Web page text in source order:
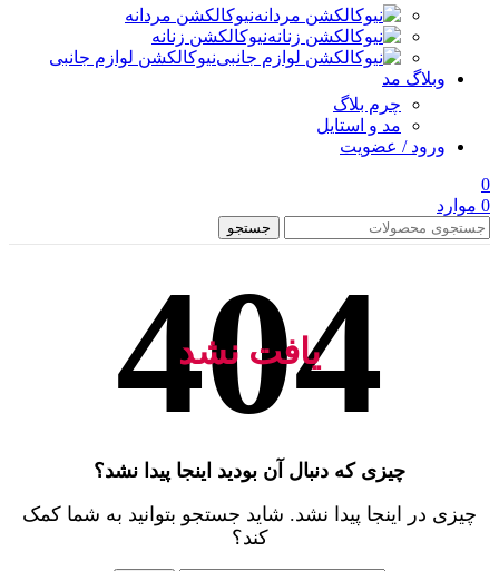
نیوکالکشن مردانه
نیوکالکشن زنانه
نیوکالکشن لوازم جانبی
وبلاگ مد
چرم بلاگ
مد و استایل
ورود / عضویت
0
0 موارد
جستجو
یافت نشد
چیزی که دنبال آن بودید اینجا پیدا نشد؟
چیزی در اینجا پیدا نشد. شاید جستجو بتوانید به شما کمک
کند؟